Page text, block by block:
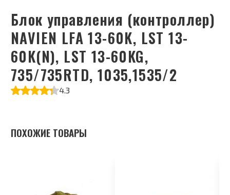
Блок управления (контроллер)
NAVIEN LFA 13-60K, LST 13-
60K(N), LST 13-60KG,
735/735RTD, 1035,1535/2
4.3
ПОХОЖИЕ ТОВАРЫ